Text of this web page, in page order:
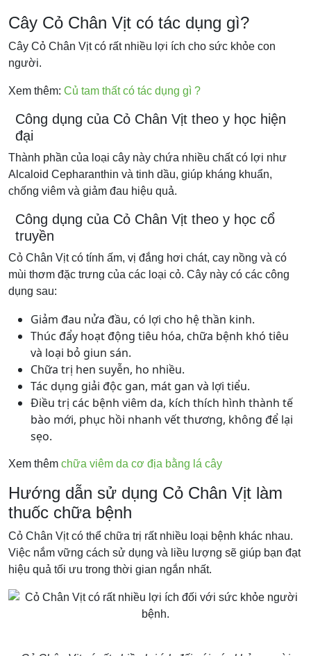
Cây Cỏ Chân Vịt có tác dụng gì?
Cây Cỏ Chân Vịt có rất nhiều lợi ích cho sức khỏe con
người.
Xem thêm: Củ tam thất có tác dụng gì ?
Công dụng của Cỏ Chân Vịt theo y học hiện
đại
Thành phần của loại cây này chứa nhiều chất có lợi như
Alcaloid Cepharanthin và tinh dầu, giúp kháng khuẩn,
chống viêm và giảm đau hiệu quả.
Công dụng của Cỏ Chân Vịt theo y học cổ
truyền
Cỏ Chân Vịt có tính ấm, vị đắng hơi chát, cay nồng và có
mùi thơm đặc trưng của các loại cỏ. Cây này có các công
dụng sau:
Giảm đau nửa đầu, có lợi cho hệ thần kinh.
Thúc đẩy hoạt động tiêu hóa, chữa bệnh khó tiêu
và loại bỏ giun sán.
Chữa trị hen suyễn, ho nhiều.
Tác dụng giải độc gan, mát gan và lợi tiểu.
Điều trị các bệnh viêm da, kích thích hình thành tế
bào mới, phục hồi nhanh vết thương, không để lại
sẹo.
Xem thêm chữa viêm da cơ địa bằng lá cây
Hướng dẫn sử dụng Cỏ Chân Vịt làm
thuốc chữa bệnh
Cỏ Chân Vịt có thể chữa trị rất nhiều loại bệnh khác nhau.
Việc nắm vững cách sử dụng và liều lượng sẽ giúp bạn đạt
hiệu quả tối ưu trong thời gian ngắn nhất.